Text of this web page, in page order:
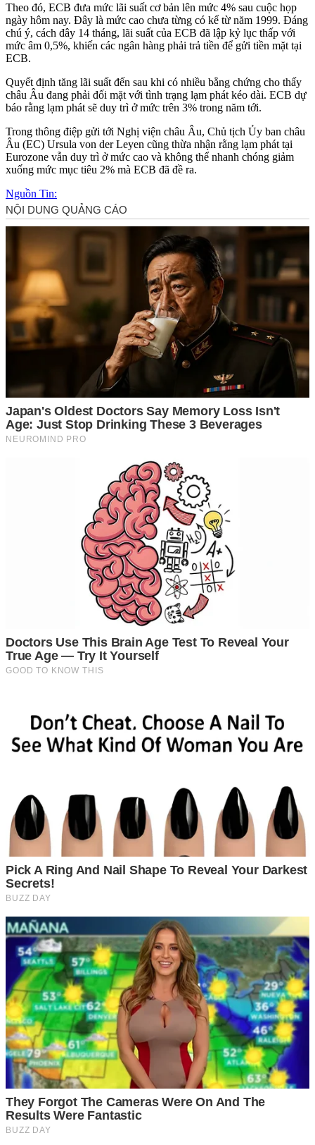
Theo đó, ECB đưa mức lãi suất cơ bản lên mức 4% sau cuộc họp
ngày hôm nay. Đây là mức cao chưa từng có kể từ năm 1999. Đáng
chú ý, cách đây 14 tháng, lãi suất của ECB đã lập kỷ lục thấp với
mức âm 0,5%, khiến các ngân hàng phải trả tiền để gửi tiền mặt tại
ECB.
Quyết định tăng lãi suất đến sau khi có nhiều bằng chứng cho thấy
châu Âu đang phải đối mặt với tình trạng lạm phát kéo dài. ECB dự
báo rằng lạm phát sẽ duy trì ở mức trên 3% trong năm tới.
Trong thông điệp gửi tới Nghị viện châu Âu, Chủ tịch Ủy ban châu
Âu (EC) Ursula von der Leyen cũng thừa nhận rằng lạm phát tại
Eurozone vẫn duy trì ở mức cao và không thể nhanh chóng giảm
xuống mức mục tiêu 2% mà ECB đã đề ra.
Nguồn Tin: